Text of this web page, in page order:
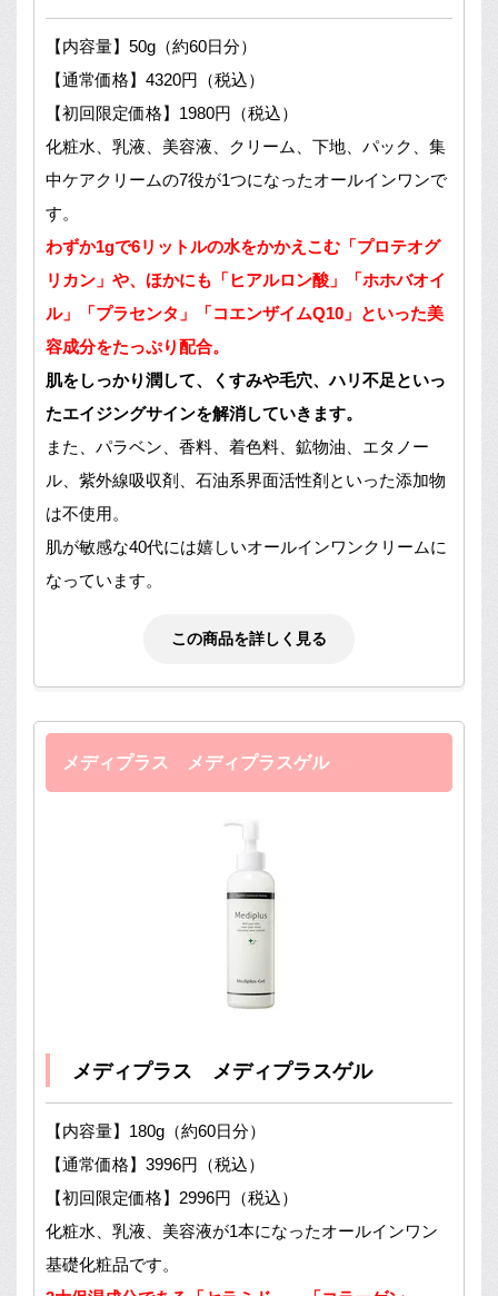
【内容量】50g（約60日分）
【通常価格】4320円（税込）
【初回限定価格】1980円（税込）
化粧水、乳液、美容液、クリーム、下地、パック、集
中ケアクリームの7役が1つになったオールインワンで
す。
わずか1gで6リットルの水をかかえこむ「プロテオグ
リカン」や、ほかにも「ヒアルロン酸」「ホホバオイ
ル」「プラセンタ」「コエンザイムQ10」といった美
容成分をたっぷり配合。
肌をしっかり潤して、くすみや毛穴、ハリ不足といっ
たエイジングサインを解消していきます。
また、パラベン、香料、着色料、鉱物油、エタノー
ル、紫外線吸収剤、石油系界面活性剤といった添加物
は不使用。
肌が敏感な40代には嬉しいオールインワンクリームに
なっています。
この商品を詳しく見る
メディプラス メディプラスゲル
メディプラス メディプラスゲル
【内容量】180g（約60日分）
【通常価格】3996円（税込）
【初回限定価格】2996円（税込）
化粧水、乳液、美容液が1本になったオールインワン
基礎化粧品です。